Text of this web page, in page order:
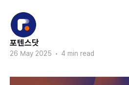
포텐스닷
26 May 2025 • 4 min read